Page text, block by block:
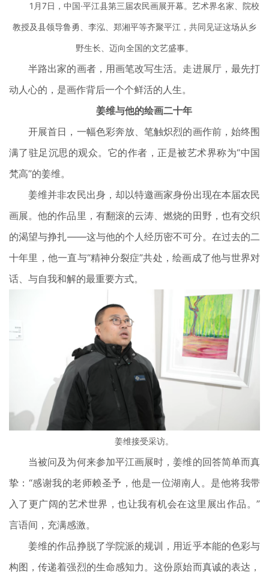
1月7日，中国·平江县第三届农民画展开幕。艺术界名家、院校
教授及县领导鲁勇、李泓、郑湘平等齐聚平江，共同见证这场从乡
野生长、迈向全国的文艺盛事。
半路出家的画者，用画笔改写生活。走进展厅，最先打
动人心的，是画作背后一个个鲜活的人生。
姜维与他的绘画二十年
开展首日，一幅色彩奔放、笔触炽烈的画作前，始终围
满了驻足沉思的观众。它的作者，正是被艺术界称为“中国
梵高”的姜维。
姜维并非农民出身，却以特邀画家身份出现在本届农民
画展。他的作品里，有翻滚的云涛、燃烧的田野，也有交织
的渴望与挣扎——这与他的个人经历密不可分。在过去的二
十年里，他一直与“精神分裂症”共处，绘画成了他与世界对
话、与自我和解的最重要方式。
姜维接受采访。
当被问及为何来参加平江画展时，姜维的回答简单而真
挚：“感谢我的老师赖圣予，他是一位湖南人。是他将我带
入了更广阔的艺术世界，也让我有机会在这里展出作品。”
言语间，充满感激。
姜维的作品挣脱了学院派的规训，用近乎本能的色彩与
构图，传递着强烈的生命感知力。这份原始而真诚的表达，